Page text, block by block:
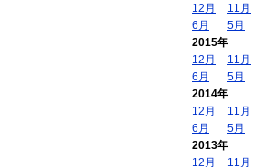
12月
11月
6月
5月
2015年
12月
11月
6月
5月
2014年
12月
11月
6月
5月
2013年
12月
11月